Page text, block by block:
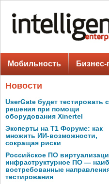
Мобильность
Новости
UserGate будет тестировать
решения при помощи
оборудования Xinertel
Эксперты на Т1 Форуме: как
множить ИИ-возможности,
сокращая риски
Российское ПО
инфраструктурное ПО —
востребованные
тестирования